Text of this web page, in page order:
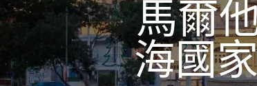
馬爾
海國